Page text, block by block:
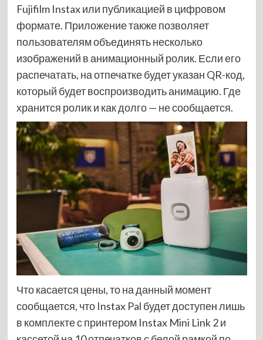
Fujifilm Instax или публикацией в цифровом
формате. Приложение также позволяет
пользователям объединять несколько
изображений в анимационный ролик. Если его
распечатать, на отпечатке будет указан QR-код,
который будет воспроизводить анимацию. Где
хранится ролик и как долго — не сообщается.
Что касается цены, то на данный момент
сообщается, что Instax Pal будет доступен лишь
в комплекте с принтером Instax Mini Link 2 и